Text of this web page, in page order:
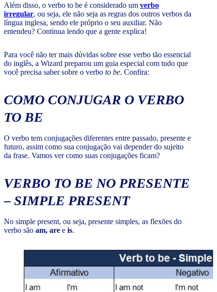
Além disso, o verbo to be é considerado um verbo
irregular, ou seja, ele não seja as regras dos outros verbos da
língua inglesa, sendo ele próprio o seu auxiliar. Não
entendeu? Continua lendo que a gente explica!
Para você não ter mais dúvidas sobre esse verbo tão essencial
do inglês, a Wizard preparou um guia especial com tudo que
você precisa saber sobre o verbo to be. Confira:
COMO CONJUGAR O VERBO
TO BE
O verbo tem conjugações diferentes entre passado, presente e
futuro, assim como sua conjugação vai depender do sujeito
da frase. Vamos ver como suas conjugações ficam?
VERBO TO BE NO PRESENTE
– SIMPLE PRESENT
No simple present, ou seja, presente simples, as flexões do
verbo são am, are e is.